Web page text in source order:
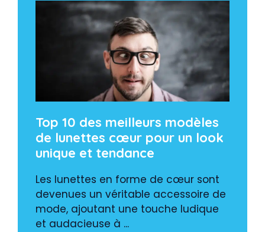
Top 10 des meilleurs modèles
de lunettes cœur pour un look
unique et tendance
Les lunettes en forme de cœur sont
devenues un véritable accessoire de
mode, ajoutant une touche ludique
et audacieuse à ...